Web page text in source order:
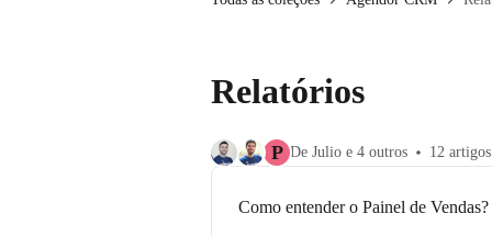
Relatórios
P De Julio e 4 outros 12 artigos
Como entender o Painel de Vendas?